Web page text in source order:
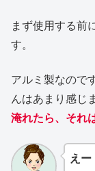
まず使用する前
す。
アルミ製なので
んはあまり感じ
淹れたら、それ
えー